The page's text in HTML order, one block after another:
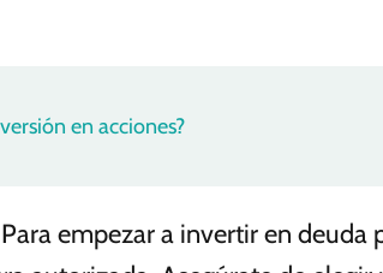
en acciones?
Para empezar a invertir en deuda